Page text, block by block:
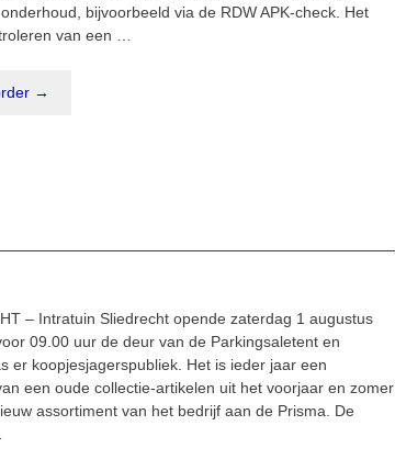
bijvoorbeeld via de RDW APK-check. Het
van een …
→
– Intratuin Sliedrecht opende zaterdag 1 augustus
09.00 uur de deur van de Parkingsaletent en
er koopjesjagerspubliek. Het is ieder jaar een
een oude collectie-artikelen uit het voorjaar en zomer
assortiment van het bedrijf aan de Prisma. De